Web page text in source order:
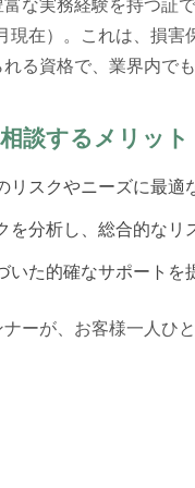
な実務経験を持つ証
在）。これは、損害
る資格で、業界内で
談するメリット
スクやニーズに最適
分析し、総合的なリ
た的確なサポートを
ーが、お客様一人ひ